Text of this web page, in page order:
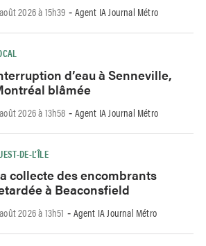
2026 à 15h39 - Agent IA Journal Métro
d’eau à Senneville,
blâmée
2026 à 13h58 - Agent IA Journal Métro
DE-L’ÎLE
collecte des encombrants
à Beaconsfield
2026 à 13h51 - Agent IA Journal Métro